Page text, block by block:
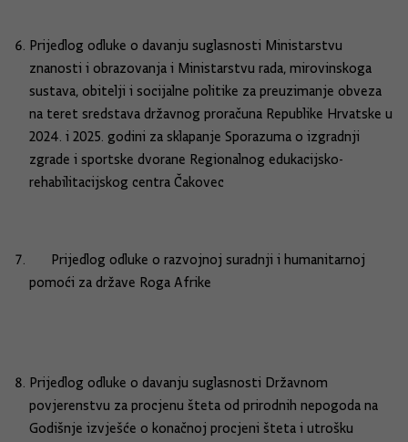
Prijedlog odluke o davanju suglasnosti Ministarstvu
znanosti i obrazovanja i Ministarstvu rada, mirovinskoga
sustava, obitelji i socijalne politike za preuzimanje obveza
na teret sredstava državnog proračuna Republike Hrvatske u
2024. i 2025. godini za sklapanje Sporazuma o izgradnji
zgrade i sportske dvorane Regionalnog edukacijsko-
rehabilitacijskog centra Čakovec
Prijedlog odluke o razvojnoj suradnji i humanitarnoj
pomoći za države Roga Afrike
Prijedlog odluke o davanju suglasnosti Državnom
povjerenstvu za procjenu šteta od prirodnih nepogoda na
Godišnje izvješće o konačnoj procjeni šteta i utrošku